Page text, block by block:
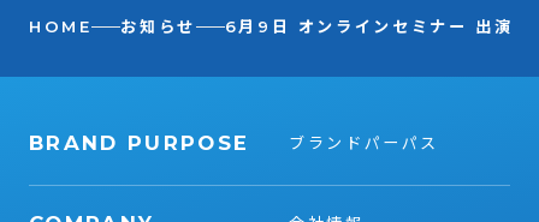
HOME お知らせ 6月9日 オンラインセミナー 出演の
BRAND PURPOSE ブランドパーパス